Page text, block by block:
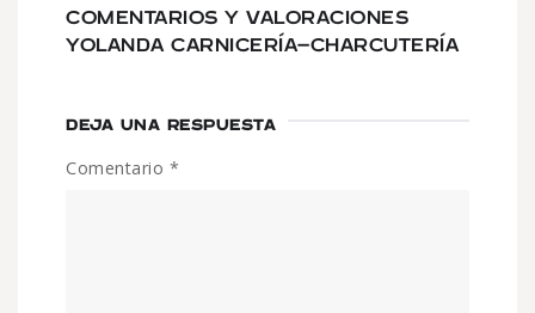
COMENTARIOS Y VALORACIONES
YOLANDA CARNICERÍA-CHARCUTERÍA
DEJA UNA RESPUESTA
Comentario *